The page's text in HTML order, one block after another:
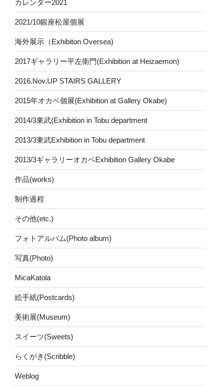
カレンダー2021
2021/10銀座松屋個展
海外展示（Exhibiton Oversea)
2017ギャラリー平左衛門(Exhibition at Heizaemon)
2016.Nov.UP STAIRS GALLERY
2015年オカベ個展(Exhibition at Gallery Okabe)
2014/3東武(Exhibition in Tobu department
2013/3東武Exhibition in Tobu department
2013/3ギャラリーオカベExhibition Gallery Okabe
作品(works)
制作過程
その他(etc.)
フォトアルバム(Photo album)
写真(Photo)
MicaKatola
絵手紙(Postcards)
美術展(Museum)
スイーツ(Sweets)
らくがき(Scribble)
Weblog